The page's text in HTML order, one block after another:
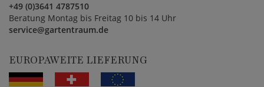
+49 (0)3641 4787510
Beratung Montag bis Freitag 10 bis 14 Uhr
service@gartentraum.de
EUROPAWEITE LIEFERUNG